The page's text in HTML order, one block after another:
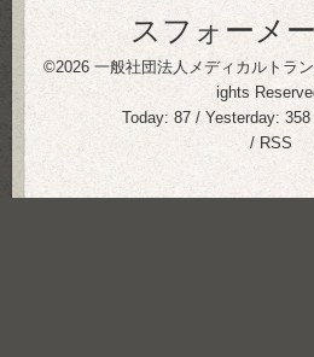
スフォーメ
©2026 一般社団法人メディカルトラ
ights
Today: 87 / Yesterday: 358
/ RSS